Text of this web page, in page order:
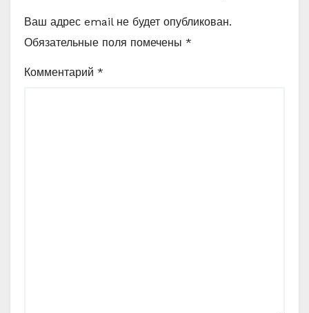
Ваш адрес email не будет опубликован.
Обязательные поля помечены *
Комментарий *